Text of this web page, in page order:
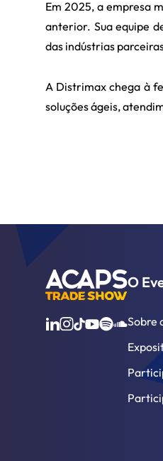
Em 2025, a empresa
anterior. Sua equipe
das indústrias
A Distrimax chega à
soluções ágeis,
O
Sobre